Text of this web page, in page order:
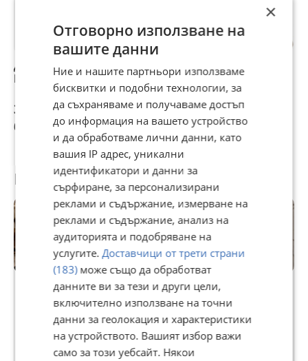
Дамски кецове
Puma
35 €
68,45 лв
35,79 €
70 лв
кецове PUMA.
35 €
68,45 лв
Потребител
Premium
GRAND LUXE
В Bazar.BG от 22 април 2022г.
Последно активен вчера в 23:42 ч.
×
Отговорно използване на
вашите данни
Ние и нашите партньори използваме
бисквитки и подобни технологии, за
да съхраняваме и получаваме достъп
до информация на вашето устройство
и да обработваме лични данни, като
вашия IP адрес, уникални
идентификатори и данни за
сърфиране, за персонализирани
реклами и съдържание, измерване на
реклами и съдържание, анализ на
аудиторията и подобряване на
услугите.Доставчици от трети страни
(183)може също да обработват
данните ви за тези и други цели,
включително използване на точни
данни за геолокация и характеристики
на устройството. Вашият избор важи
само за този уебсайт. Някои